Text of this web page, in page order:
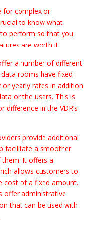
for complex or
to know what
perform so that you
are worth it.
a number of different
rooms have fixed
yearly rates in addition
or the users. This is
difference in the VDR’s
provide additional
facilitate a smoother
them. It offers a
allows customers to
cost of a fixed amount.
offer administrative
that can be used with